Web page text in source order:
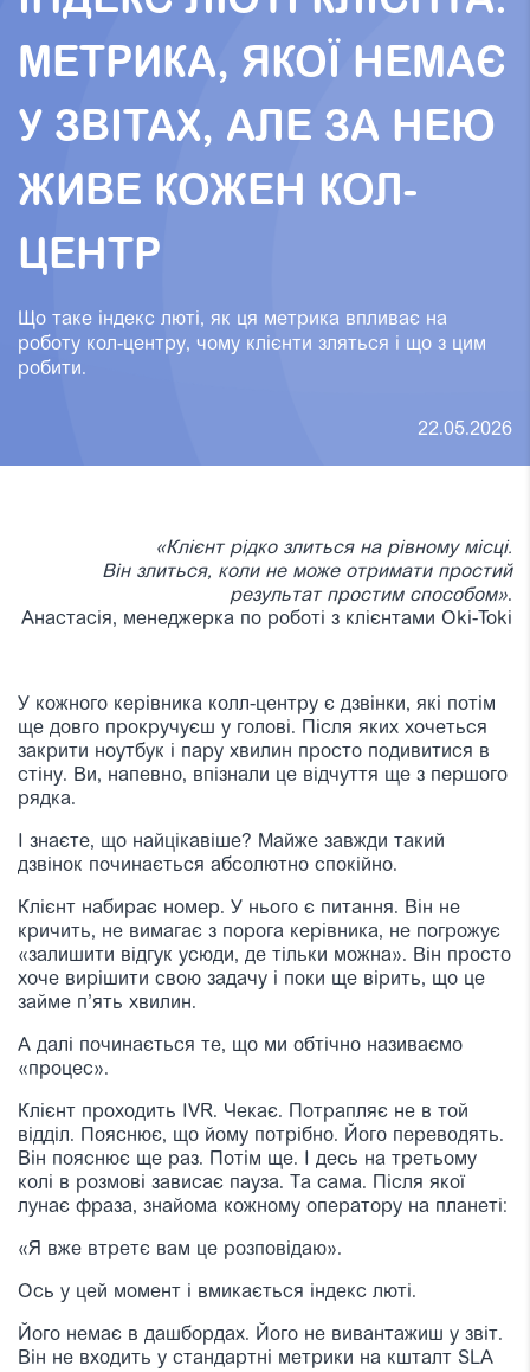
22.05.2026
МЕТРИКА, ЯКОЇ НЕМАЄ
У ЗВІТАХ, АЛЕ ЗА НЕЮ
ЖИВЕ КОЖЕН КОЛ-
ЦЕНТР
Що таке індекс люті, як ця метрика впливає на
роботу кол-центру, чому клієнти зляться і що з цим
робити.
«Клієнт рідко злиться на рівному місці.
Він злиться, коли не може отримати простий
результат простим способом».
Анастасія, менеджерка по роботі з клієнтами Oki-Toki
У кожного керівника колл-центру є дзвінки, які потім
ще довго прокручуєш у голові. Після яких хочеться
закрити ноутбук і пару хвилин просто подивитися в
стіну. Ви, напевно, впізнали це відчуття ще з першого
рядка.
І знаєте, що найцікавіше? Майже завжди такий
дзвінок починається абсолютно спокійно.
Клієнт набирає номер. У нього є питання. Він не
кричить, не вимагає з порога керівника, не погрожує
«залишити відгук усюди, де тільки можна». Він просто
хоче вирішити свою задачу і поки ще вірить, що це
займе п’ять хвилин.
А далі починається те, що ми обтічно називаємо
«процес».
Клієнт проходить IVR. Чекає. Потрапляє не в той
відділ. Пояснює, що йому потрібно. Його переводять.
Він пояснює ще раз. Потім ще. І десь на третьому
колі в розмові зависає пауза. Та сама. Після якої
лунає фраза, знайома кожному оператору на планеті:
«Я вже втретє вам це розповідаю».
Ось у цей момент і вмикається індекс люті.
Його немає в дашбордах. Його не вивантажиш у звіт.
Він не входить у стандартні метрики на кшталт SLA